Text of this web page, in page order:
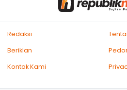
Redaksi
Beriklan
Kontak Kami